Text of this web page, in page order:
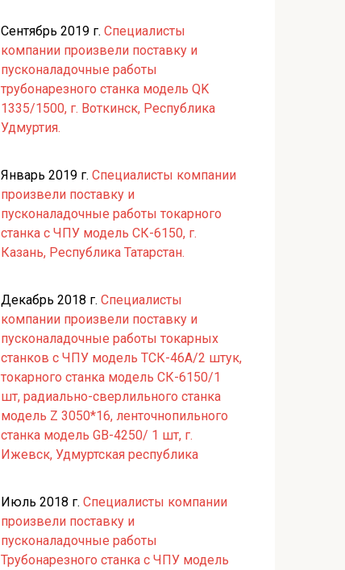
Сентябрь 2019 г. Специалисты
компании произвели поставку и
пусконаладочные работы
трубонарезного станка модель QK
1335/1500, г. Воткинск, Республика
Удмуртия.
Январь 2019 г. Специалисты компании
произвели поставку и
пусконаладочные работы токарного
станка с ЧПУ модель СК-6150, г.
Казань, Республика Татарстан.
Декабрь 2018 г. Специалисты
компании произвели поставку и
пусконаладочные работы токарных
станков с ЧПУ модель ТСК-46А/2 штук,
токарного станка модель СК-6150/1
шт, радиально-сверлильного станка
модель Z 3050*16, ленточнопильного
станка модель GB-4250/ 1 шт, г.
Ижевск, Удмуртская республика
Июль 2018 г. Специалисты компании
произвели поставку и
пусконаладочные работы
Трубонарезного станка с ЧПУ модель